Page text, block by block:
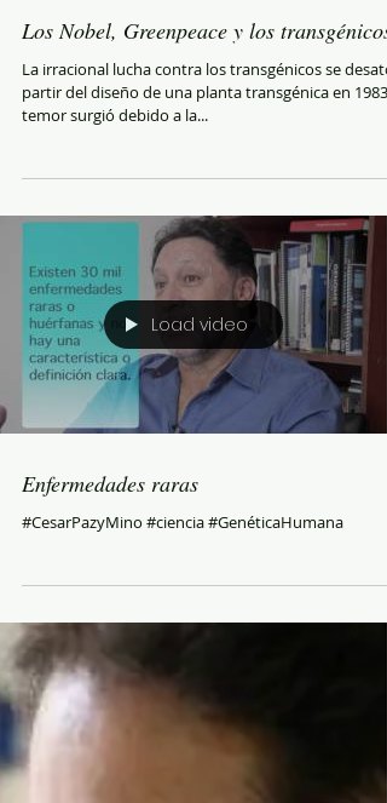
Los Nobel, Greenpeace y los transgénicos
La irracional lucha contra los transgénicos se desató
partir del diseño de una planta transgénica en 1983.
temor surgió debido a la...
Load video
Enfermedades raras
#CesarPazyMino #ciencia #GenéticaHumana